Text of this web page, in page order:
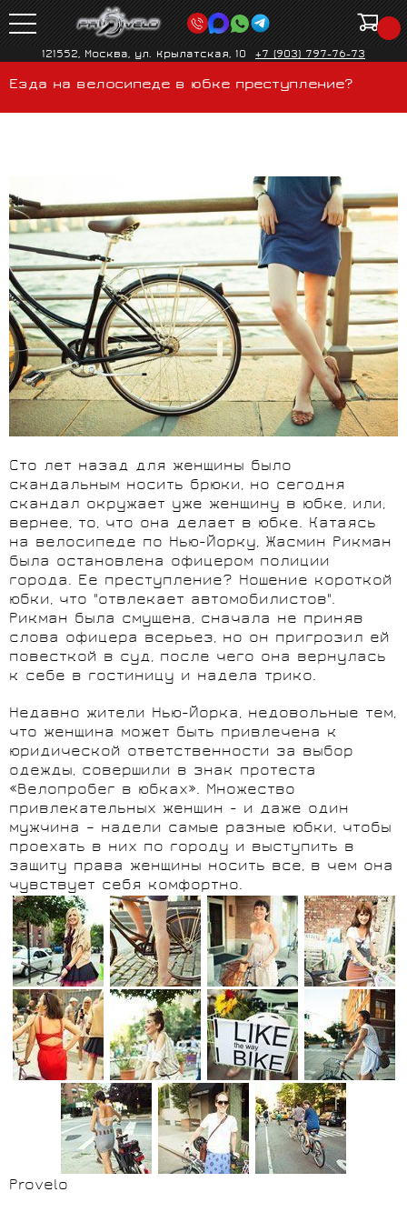
121552, Москва, ул. Крылатская, 10 +7 (903) 797-76-73
Езда на велосипеде в юбке преступление?
Сто лет назад для женщины было
скандальным носить брюки, но сегодня
скандал окружает уже женщину в юбке, или,
вернее, то, что она делает в юбке. Катаясь
на велосипеде по Нью-Йорку, Жасмин Рикман
была остановлена офицером полиции
города. Ее преступление? Ношение короткой
юбки, что "отвлекает автомобилистов".
Рикман была смущена, сначала не приняв
слова офицера всерьез, но он пригрозил ей
повесткой в суд, после чего она вернулась
к себе в гостиницу и надела трико.
Недавно жители Нью-Йорка, недовольные тем,
что женщина может быть привлечена к
юридической ответственности за выбор
одежды, совершили в знак протеста
«Велопробег в юбках». Множество
привлекательных женщин - и даже один
мужчина – надели самые разные юбки, чтобы
проехать в них по городу и выступить в
защиту права женщины носить все, в чем она
чувствует себя комфортно.
Provelo